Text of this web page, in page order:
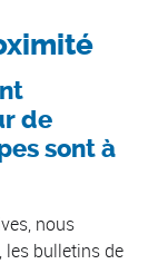
de
sont à
nous
les bulletins de